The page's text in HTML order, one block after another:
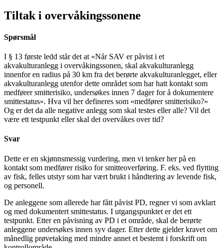
Tiltak i overvåkingssonene
Spørsmål
I § 13 første ledd står det at «Når SAV er påvist i et
akvakulturanlegg i overvåkingssonen, skal akvakulturanlegg
innenfor en radius på 30 km fra det berørte akvakulturanlegget, eller
akvakulturanlegg utenfor dette området som har hatt kontakt som
medfører smitterisiko, undersøkes innen 7 dager for å dokumentere
smittestatus». Hva vil her defineres som «medfører smitterisiko?»
Og er det da alle negative anlegg som skal testes eller alle? Vil det
være ett testpunkt eller skal det overvåkes over tid?
Svar
Dette er en skjønnsmessig vurdering, men vi tenker her på en
kontakt som medfører risiko for smitteoverføring. F. eks. ved flytting
av fisk, felles utstyr som har vært brukt i håndtering av levende fisk,
og personell.
De anleggene som allerede har fått påvist PD, regner vi som avklart
og med dokumentert smittestatus. I utgangspunktet er det ett
testpunkt. Etter en påvisning av PD i et område, skal de berørte
anleggene undersøkes innen syv dager. Etter dette gjelder kravet om
månedlig prøvetaking med mindre annet et bestemt i forskrift om